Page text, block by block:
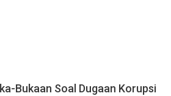
Bukaan Soal Dugaan Korupsi